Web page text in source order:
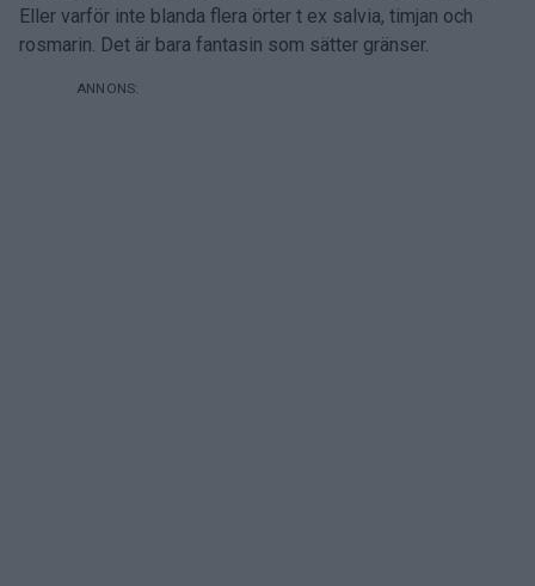
Eller varför inte blanda flera örter t ex salvia, timjan och
rosmarin. Det är bara fantasin som sätter gränser.